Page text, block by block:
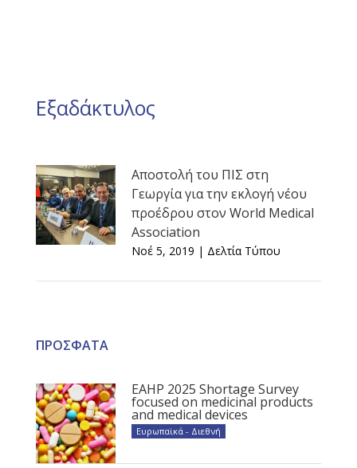
Εξαδάκτυλος
Αποστολή του ΠΙΣ στη
Γεωργία για την εκλογή νέου
προέδρου στον World Medical
Association
Νοέ 5, 2019 | Δελτία Τύπου
ΠΡΟΣΦΑΤΑ
EAHP 2025 Shortage Survey
focused on medicinal products
and medical devices
Ευρωπαϊκά - Διεθνή